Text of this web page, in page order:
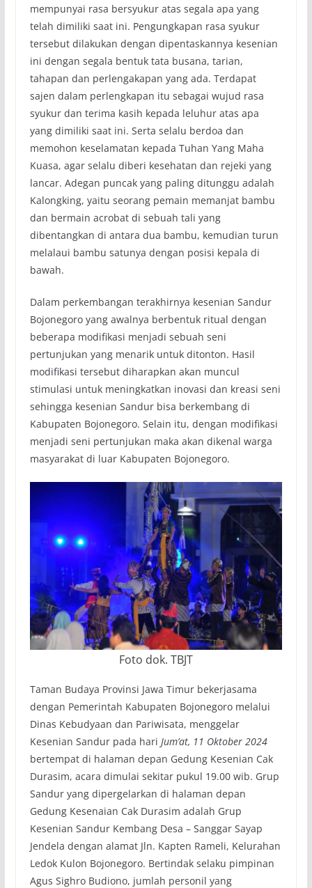
mempunyai rasa bersyukur atas segala apa yang
telah dimiliki saat ini. Pengungkapan rasa syukur
tersebut dilakukan dengan dipentaskannya kesenian
ini dengan segala bentuk tata busana, tarian,
tahapan dan perlengakapan yang ada. Terdapat
sajen dalam perlengkapan itu sebagai wujud rasa
syukur dan terima kasih kepada leluhur atas apa
yang dimiliki saat ini. Serta selalu berdoa dan
memohon keselamatan kepada Tuhan Yang Maha
Kuasa, agar selalu diberi kesehatan dan rejeki yang
lancar. Adegan puncak yang paling ditunggu adalah
Kalongking, yaitu seorang pemain memanjat bambu
dan bermain acrobat di sebuah tali yang
dibentangkan di antara dua bambu, kemudian turun
melalaui bambu satunya dengan posisi kepala di
bawah.
Dalam perkembangan terakhirnya kesenian Sandur
Bojonegoro yang awalnya berbentuk ritual dengan
beberapa modifikasi menjadi sebuah seni
pertunjukan yang menarik untuk ditonton. Hasil
modifikasi tersebut diharapkan akan muncul
stimulasi untuk meningkatkan inovasi dan kreasi seni
sehingga kesenian Sandur bisa berkembang di
Kabupaten Bojonegoro. Selain itu, dengan modifikasi
menjadi seni pertunjukan maka akan dikenal warga
masyarakat di luar Kabupaten Bojonegoro.
Foto dok. TBJT
Taman Budaya Provinsi Jawa Timur bekerjasama
dengan Pemerintah Kabupaten Bojonegoro melalui
Dinas Kebudyaan dan Pariwisata, menggelar
Kesenian Sandur pada hari Jum’at, 11 Oktober 2024
bertempat di halaman depan Gedung Kesenian Cak
Durasim, acara dimulai sekitar pukul 19.00 wib. Grup
Sandur yang dipergelarkan di halaman depan
Gedung Kesenaian Cak Durasim adalah Grup
Kesenian Sandur Kembang Desa – Sanggar Sayap
Jendela dengan alamat Jln. Kapten Rameli, Kelurahan
Ledok Kulon Bojonegoro. Bertindak selaku pimpinan
Agus Sighro Budiono, jumlah personil yang